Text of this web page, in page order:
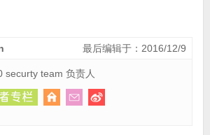
最后编辑于：2016/12/9
securty team 负责人